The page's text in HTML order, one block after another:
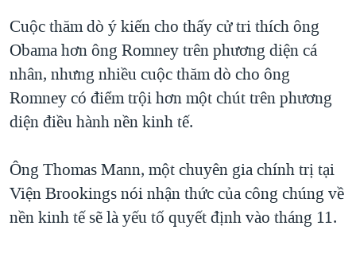
Cuộc thăm dò ý kiến cho thấy cử tri thích ông
Obama hơn ông Romney trên phương diện cá
nhân, nhưng nhiều cuộc thăm dò cho ông
Romney có điểm trội hơn một chút trên phương
diện điều hành nền kinh tế.
Ông Thomas Mann, một chuyên gia chính trị tại
Viện Brookings nói nhận thức của công chúng về
nền kinh tế sẽ là yếu tố quyết định vào tháng 11.